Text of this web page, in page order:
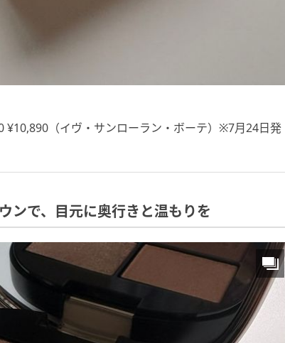
¥10,890（イヴ・サンローラン・ボーテ）※7月24日発
ンで、目元に奥行きと温もりを